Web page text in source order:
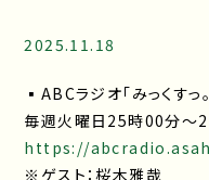
2025.11.18
▪ABCラジオ「みっくす
毎週火曜日25時00分～
https://
※ゲスト：桜木雅哉